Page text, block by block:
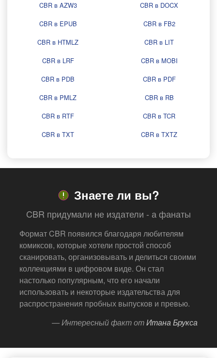
CBR в AZW3
CBR в DOCX
CBR в EPUB
CBR в FB2
CBR в HTMLZ
CBR в LIT
CBR в LRF
CBR в MOBI
CBR в PDB
CBR в PDF
CBR в PMLZ
CBR в RB
CBR в RTF
CBR в TCR
CBR в TXT
CBR в TXTZ
Знаете ли вы?
CBR придумали не издатели - а фанаты
Формат CBR появился благодаря любителям
комиксов, которые хотели простой способ
сканировать, организовывать и делиться своими
коллекциями в цифровом виде. Он стал
настолько популярным, что его начали
использовать и некоторые издательства для
распространения пробных выпусков и превью.
— Интересный факт отИтана Брукса